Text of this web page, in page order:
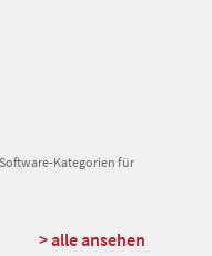
Kategorien für
> alle ansehen